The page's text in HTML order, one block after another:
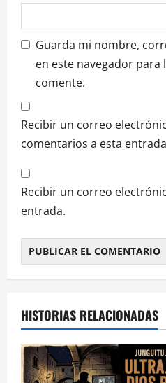
Guarda mi nombre,
en este navegador para
comente.
Recibir un correo
comentarios a esta
Recibir un correo
entrada.
HISTORIAS RELACIONADAS